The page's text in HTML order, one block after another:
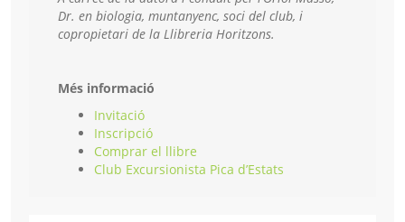
Dr. en biologia, muntanyenc, soci del club, i
copropietari de la Llibreria Horitzons.
Més informació
Invitació
Inscripció
Comprar el llibre
Club Excursionista Pica d’Estats